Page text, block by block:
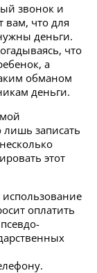
звонок и
вам, что для
деньги.
что
а
обманом
деньги.
лишь записать
этот
оплатить